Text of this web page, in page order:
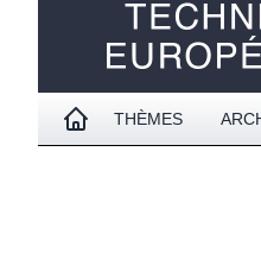
THÈMES